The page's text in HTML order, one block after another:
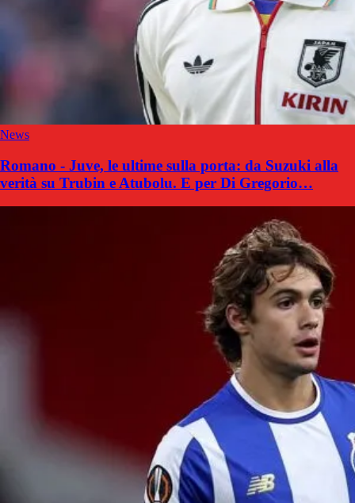
News
Romano - Juve, le ultime sulla porta: da Suzuki alla
verità su Trubin e Atubolu. E per Di Gregorio…